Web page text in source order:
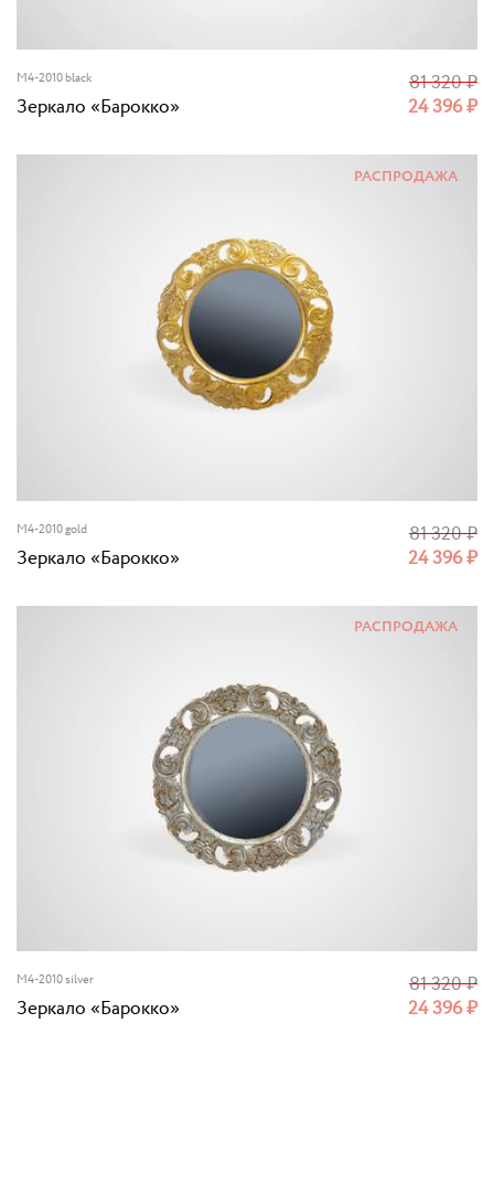
M4-2010 black
Зеркало «Барокко» 24 396₽
81 320₽
M4-2010 gold
Зеркало «Барокко» 24 396₽
81 320₽
РАСПРОДАЖА
M4-2010 silver
Зеркало «Барокко» 24 396₽
81 320₽
РАСПРОДАЖА